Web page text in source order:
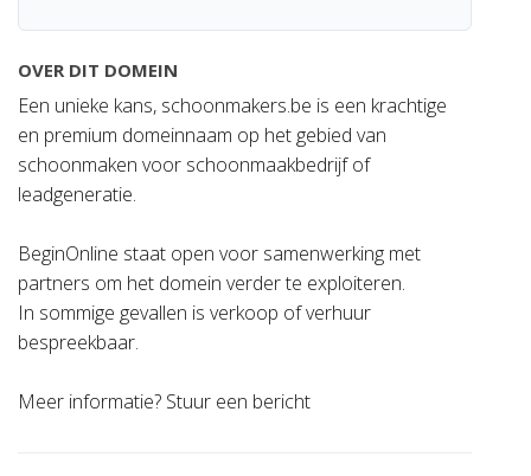
OVER DIT DOMEIN
Een unieke kans, schoonmakers.be is een krachtige
en premium domeinnaam op het gebied van
schoonmaken voor schoonmaakbedrijf of
leadgeneratie.
BeginOnline staat open voor samenwerking met
partners om het domein verder te exploiteren.
In sommige gevallen is verkoop of verhuur
bespreekbaar.
Meer informatie? Stuur een bericht